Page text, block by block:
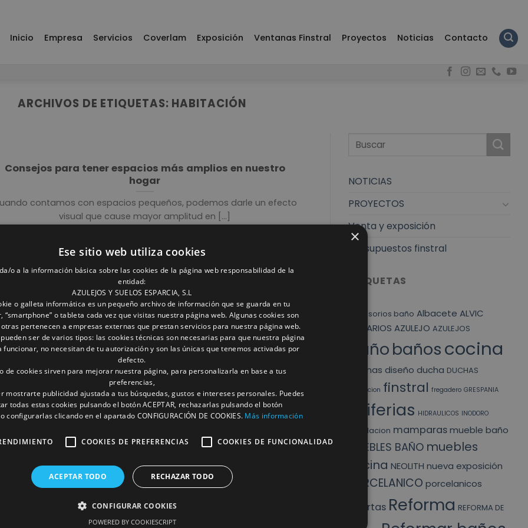
Inicio Empresa Servicios Coverlam Exposición Ventanas Finstral Proyectos Noticias Contacto
ARCHIVOS DE ETIQUETAS: HABITACIÓN
Consejos para tener espacios más amplios en nuestro
hogar
contamos con espacios pequeños, podemos darle un efecto
visual que cause mayor amplitud en [...]
NOTICIAS
PROYECTOS
Venta y exposición
presupuestos finstral
ETIQUETAS
accesorios baño Albacete ALVIC
ARMARIOS AZULEJO AZULEJOS
bañobañoscocina
cocinas diseño ducha DUCHAS
exposicion finstral fregadero GRESPANIA
Griferias HIDRAULICOS INODORO
liquidacion mamparasmueble baño
MUEBLES BAÑO muebles
cocina NEOLITH nueva exposición
PORCELANICO porcelanicos
puertas Reforma REFORMA DE
×
Ese sitio web utiliza cookies
o a la información básica sobre las cookies de la página web responsabilidad de la
entidad:
AZULEJOS Y SUELOS ESPARCIA, S.L
o galleta informática es un pequeño archivo de información que se guarda en tu
“smartphone” o tableta cada vez que visitas nuestra página web. Algunas cookies son
pertenecen a empresas externas que prestan servicios para nuestra página web.
pueden ser de varios tipos: las cookies técnicas son necesarias para que nuestra página
funcionar, no necesitan de tu autorización y son las únicas que tenemos activadas por
defecto.
de cookies sirven para mejorar nuestra página, para personalizarla en base a tus
preferencias,
mostrarte publicidad ajustada a tus búsquedas, gustos e intereses personales. Puedes
todas estas cookies pulsando el botón ACEPTAR, rechazarlas pulsando el botón
o configurarlas clicando en el apartado CONFIGURACIÓN DE COOKIES. Más información
COOKIES DE PREFERENCIAS COOKIES DE FUNCIONALIDAD
ACEPTAR TODO RECHAZAR TODO
CONFIGURAR COOKIES
POWERED BY COOKIESCRIPT